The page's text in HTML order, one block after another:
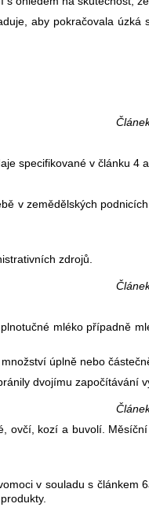
aby pokračovala
specifikované v článku
v zemědělských
zdrojů.
mléko případně
úplně nebo
dvojímu započítávání
ovčí, kozí a buvolí.
v souladu s